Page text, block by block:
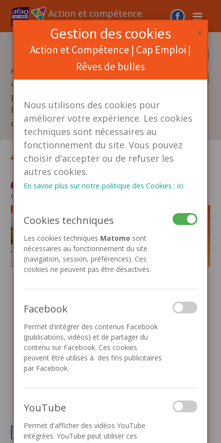
≡
Action et compétence
Assistance
Signalement Maintien
Donnez votre avis
Action et Compétence
au service de la
personne
handicapée et
de l'entreprise.
Accueil>
Je me connecte
Je n'ai pas encore de
compte
Galerie vidéos
.
Voir toutes les vidéos ...
×
Gestion des cookies
Action et Compétence | Cap Emploi |
Rêves de bulles
Nous utilisons des cookies pour
améliorer votre expérience. Les cookies
techniques sont nécessaires au
fonctionnement du site. Vous pouvez
choisir d'accepter ou de refuser les
autres cookies.
En savoir plus sur notre politique des Cookies : ici
Cookies techniques
Les cookies techniques Matomo sont
nécessaires au fonctionnement du site
(navigation, session, préférences). Ces
cookies ne peuvent pas être désactivés.
Facebook
Permet d'intégrer des contenus Facebook
(publications, vidéos) et de partager du
contenu sur Facebook. Ces cookies
peuvent être utilisés à des fins publicitaires
par Facebook.
YouTube
Permet d'afficher des vidéos YouTube
intégrées. YouTube peut utiliser ces